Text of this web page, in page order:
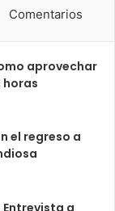
Comentarios
aprovechar
horas
el regreso a
Entrevista a